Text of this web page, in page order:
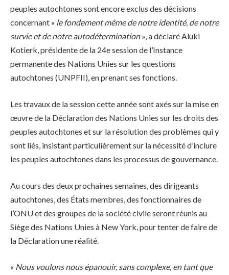
peuples autochtones sont encore exclus des décisions
concernant « le fondement même de notre identité, de notre
survie et de notre autodétermination», a déclaré Aluki
Kotierk, présidente de la 24e session de l’Instance
permanente des Nations Unies sur les questions
autochtones (UNPFII), en prenant ses fonctions.
Les travaux de la session cette année sont axés sur la mise en
œuvre de la Déclaration des Nations Unies sur les droits des
peuples autochtones et sur la résolution des problèmes qui y
sont liés, insistant particulièrement sur la nécessité d’inclure
les peuples autochtones dans les processus de gouvernance.
Au cours des deux prochaines semaines, des dirigeants
autochtones, des États membres, des fonctionnaires de
l’ONU et des groupes de la société civile seront réunis au
Siège des Nations Unies à New York, pour tenter de faire de
la Déclaration une réalité.
« Nous voulons nous épanouir, sans complexe, en tant que